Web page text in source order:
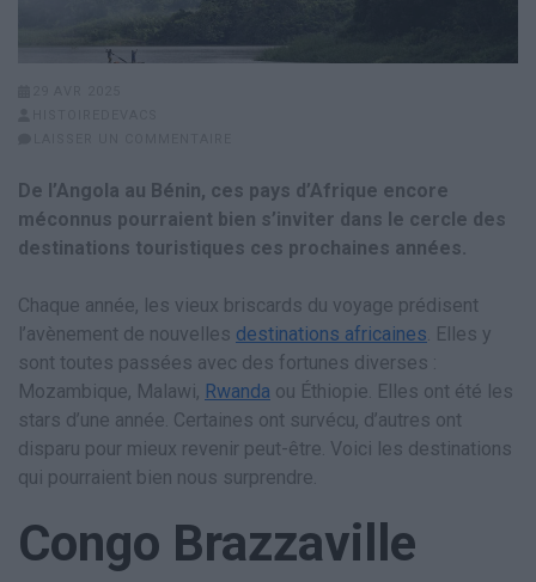
De l’Angola au Bénin, ces pays d’Afrique encore
méconnus pourraient bien s’inviter dans le cercle des
destinations touristiques ces prochaines années.
Chaque année, les vieux briscards du voyage prédisent
l’avènement de nouvelles destinations africaines. Elles y
sont toutes passées avec des fortunes diverses :
Mozambique, Malawi, Rwanda ou Éthiopie. Elles ont été les
stars d’une année. Certaines ont survécu, d’autres ont
disparu pour mieux revenir peut-être. Voici les destinations
qui pourraient bien nous surprendre.
Congo Brazzaville